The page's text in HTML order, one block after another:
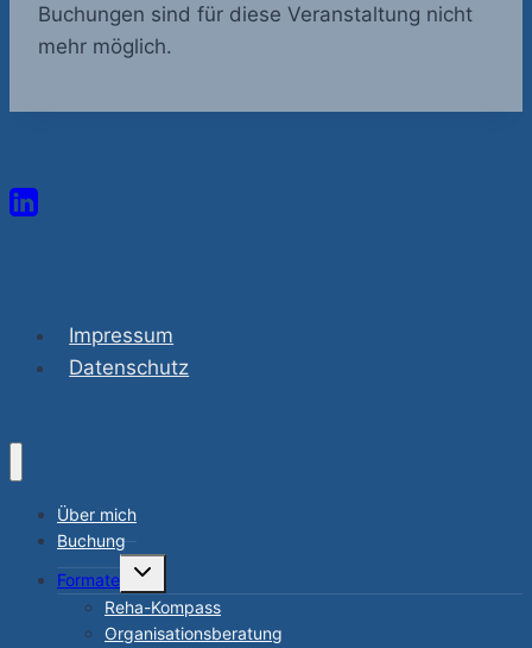
Buchungen sind für diese Veranstaltung nicht
mehr möglich.
Impressum
Datenschutz
Über mich
Buchung
Formate
Untermenü
Reha-Kompass
Organisationsberatung